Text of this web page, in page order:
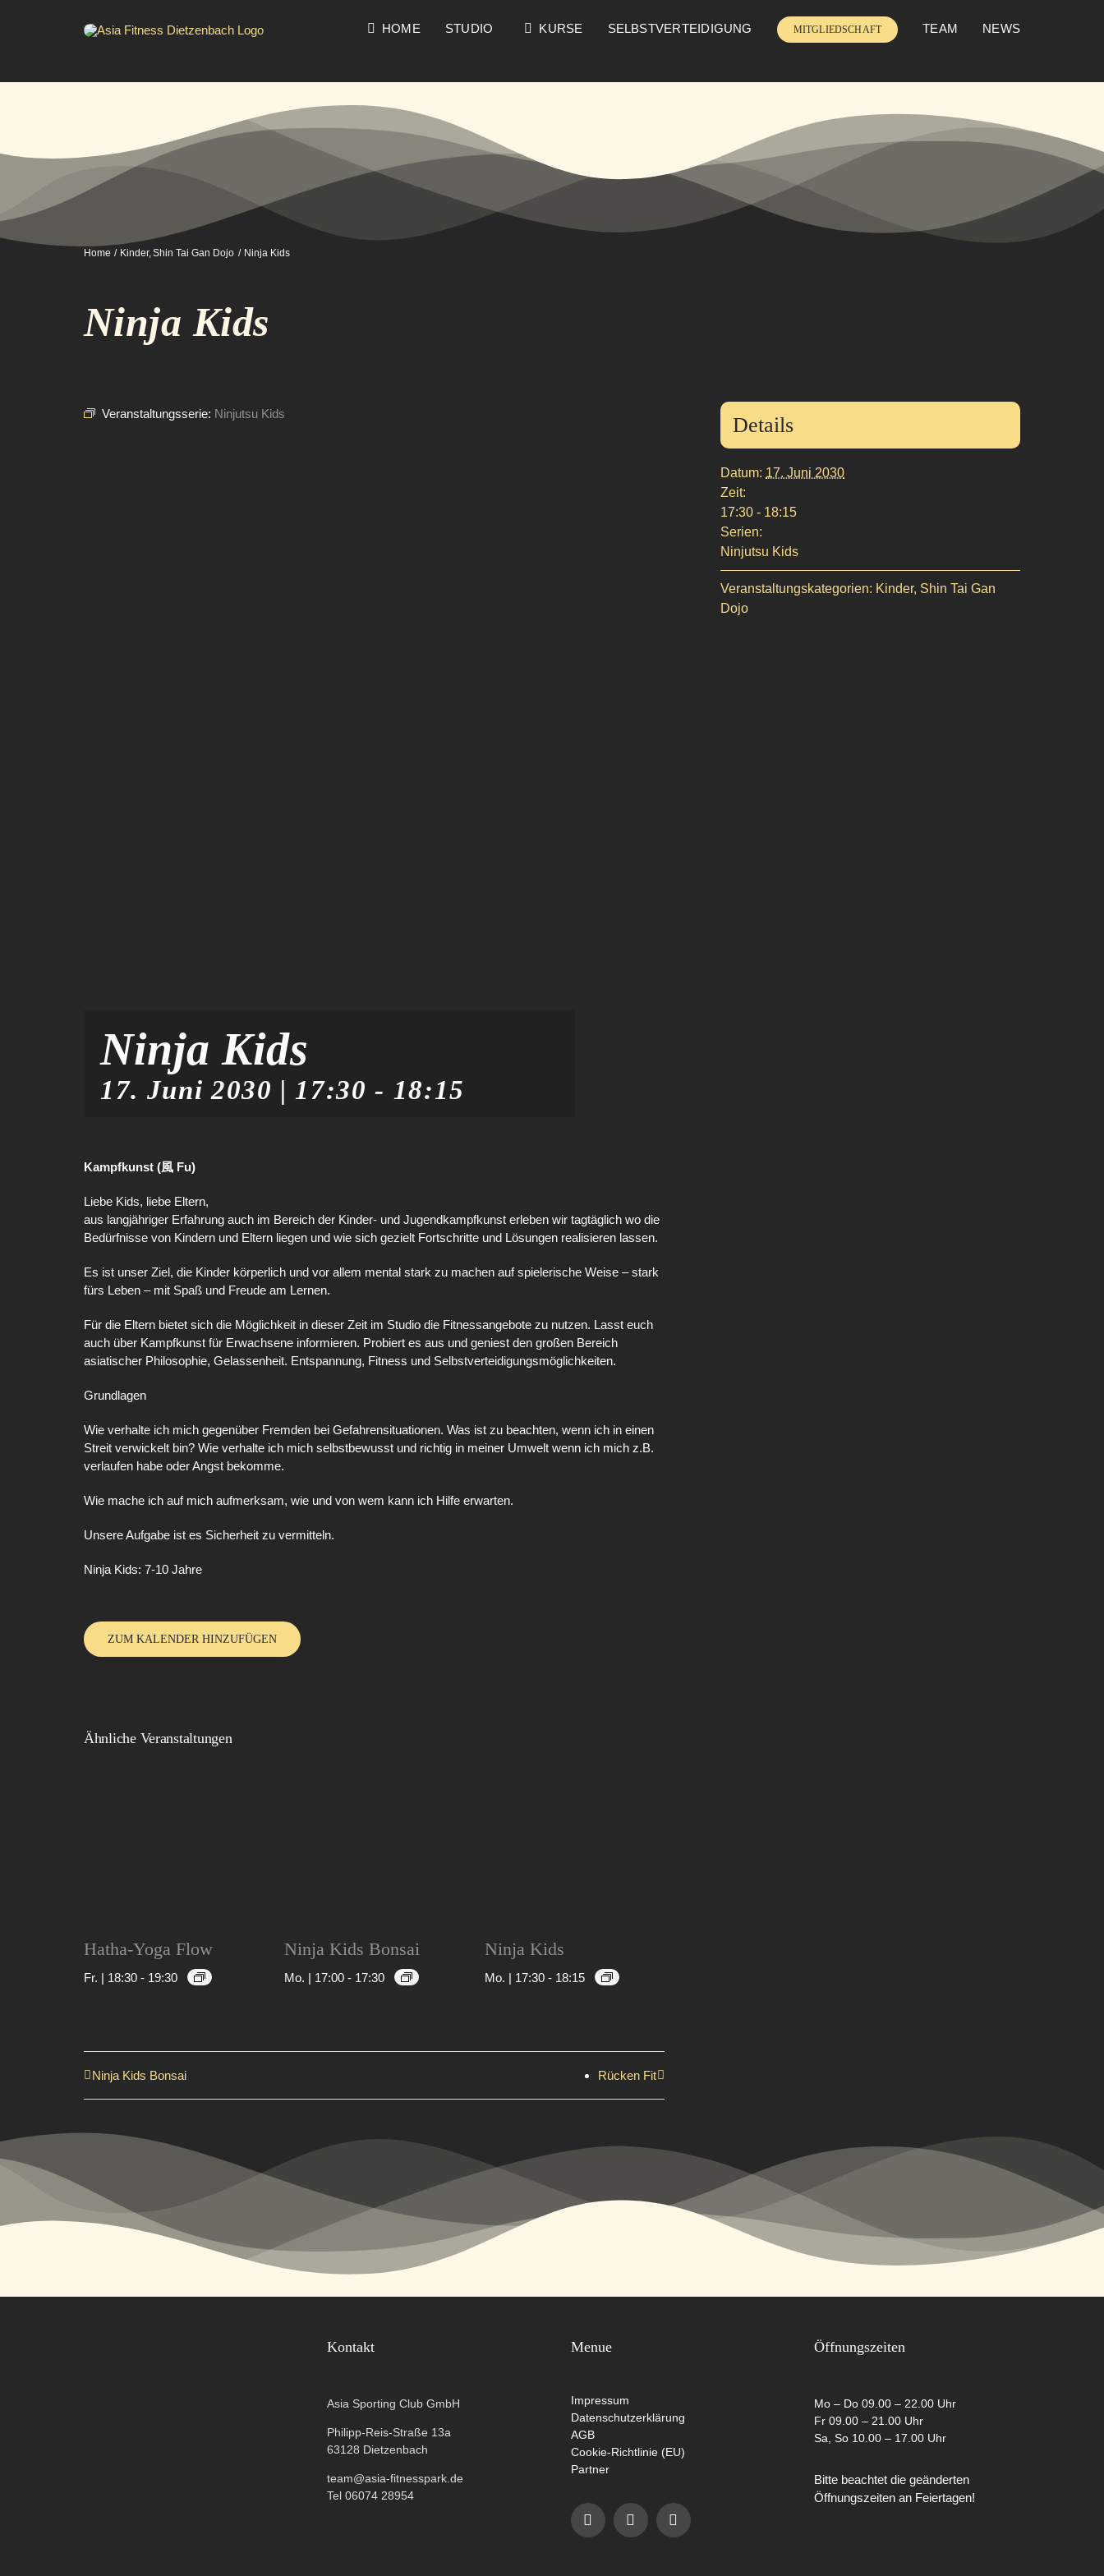
HOME STUDIO KURSE SELBSTVERTEIDIGUNG MITGLIEDSCHAFT TEAM NEWS
Home Kinder Shin Tai Gan Dojo Ninja Kids
Ninja Kids
Veranstaltungsserie: Ninjutsu Kids
Ninja Kids
17. Juni 2030 | 17:30 - 18:15
Kampfkunst (風 Fu)
Liebe Kids, liebe Eltern,
aus langjähriger Erfahrung auch im Bereich der Kinder- und Jugendkampfkunst erleben wir tagtäglich wo die
Bedürfnisse von Kindern und Eltern liegen und wie sich gezielt Fortschritte und Lösungen realisieren lassen.
Es ist unser Ziel, die Kinder körperlich und vor allem mental stark zu machen auf spielerische Weise – stark
fürs Leben – mit Spaß und Freude am Lernen.
Für die Eltern bietet sich die Möglichkeit in dieser Zeit im Studio die Fitnessangebote zu nutzen. Lasst euch
auch über Kampfkunst für Erwachsene informieren. Probiert es aus und geniest den großen Bereich
asiatischer Philosophie, Gelassenheit. Entspannung, Fitness und Selbstverteidigungsmöglichkeiten.
Grundlagen
Wie verhalte ich mich gegenüber Fremden bei Gefahrensituationen. Was ist zu beachten, wenn ich in einen
Streit verwickelt bin? Wie verhalte ich mich selbstbewusst und richtig in meiner Umwelt wenn ich mich z.B.
verlaufen habe oder Angst bekomme.
Wie mache ich auf mich aufmerksam, wie und von wem kann ich Hilfe erwarten.
Unsere Aufgabe ist es Sicherheit zu vermitteln.
Ninja Kids: 7-10 Jahre
ZUM KALENDER HINZUFÜGEN
Ähnliche Veranstaltungen
Hatha-Yoga Flow
Fr. | 18:30 - 19:30
Ninja Kids Bonsai
Mo. | 17:00 - 17:30
Ninja Kids
Mo. | 17:30 - 18:15
Ninja Kids Bonsai Rücken Fit
Details
Datum: 17. Juni 2030
Zeit:
17:30 - 18:15
Serien:
Ninjutsu Kids
Veranstaltungskategorien: Kinder, Shin Tai Gan
Dojo
Kontakt
Asia Sporting Club GmbH
Philipp-Reis-Straße 13a
63128 Dietzenbach
team@asia-fitnesspark.de
Tel 06074 28954
Menue
Impressum
Datenschutzerklärung
AGB
Cookie-Richtlinie (EU)
Partner
Öffnungszeiten
Mo – Do 09.00 – 22.00 Uhr
Fr 09.00 – 21.00 Uhr
Sa, So 10.00 – 17.00 Uhr
Bitte beachtet die geänderten
Öffnungszeiten an Feiertagen!